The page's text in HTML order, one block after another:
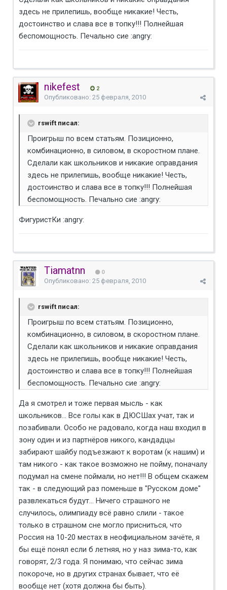
здесь не прилепишь, вообще никакие! Честь,
достоинство и слава все в топку!!! Полнейшая
беспомощность. Печально сие :angry:
nikefest 2
Опубликовано: 25 февраля, 2010
rswift писал:
Проигрыш по всем статьям. Позиционно,
комбинационно, в силовом, в скоростном плане.
Сделали как школьников и никакие оправдания
здесь не прилепишь, вообще никакие! Честь,
достоинство и слава все в топку!!! Полнейшая
беспомощность. Печально сие :angry:
ФигуристКи :angry:
Tiamatnn 0
Опубликовано: 25 февраля, 2010
rswift писал:
Проигрыш по всем статьям. Позиционно,
комбинационно, в силовом, в скоростном плане.
Сделали как школьников и никакие оправдания
здесь не прилепишь, вообще никакие! Честь,
достоинство и слава все в топку!!! Полнейшая
беспомощность. Печально сие :angry:
Да я смотрел и тоже первая мысль - как
школьников... Все голы как в ДЮСШах учат, так и
позабивали. Особо не радовало, когда наш входил в
зону один и из партнёров никого, кандадцы
забирают шайбу подъезжают к воротам (к нашим) и
там никого - как такое возможно не пойму, поначалу
подумал на смене поймали, но нет!!! В общем скажем
так - в следующий раз поменьше в "Русском доме"
развлекаться будут... Ничего страшного не
случилось, олимпиаду всё равно слили - такое
только в страшном сне могло присниться, что
Россия на 10-20 местах в неофициальном зачёте, я
бы ещё понял если б летняя, но у наз зима-то, как
говорят, 2/3 года. Я понимаю, что сейчас зима
покороче, но в других странах бывает, что её
вообще нет (хотя должна бы быть).